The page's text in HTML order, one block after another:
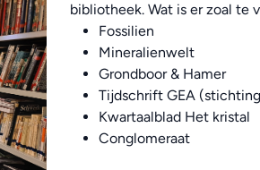
bibliotheek. Wat is er zoal te
Fossilien
Mineralienwelt
Grondboor & Hamer
Tijdschrift GEA
Kwartaalblad Het kristal
Conglomeraat